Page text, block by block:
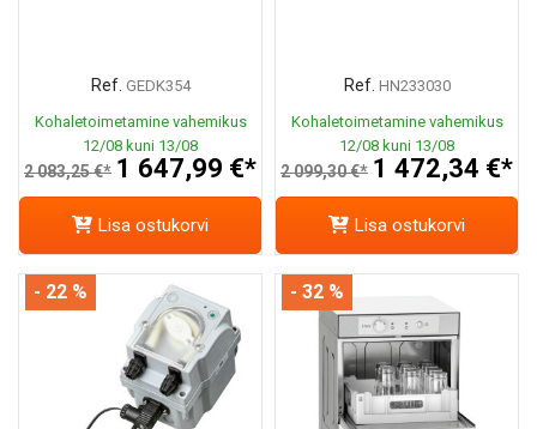
Ref. GEDK354
Kohaletoimetamine vahemikus
12/08 kuni 13/08
2 083,25 €* 1 647,99 €*
Lisa ostukorvi
Ref. HN233030
Kohaletoimetamine vahemikus
12/08 kuni 13/08
2 099,30 €* 1 472,34 €*
Lisa ostukorvi
- 22 % - 32 %